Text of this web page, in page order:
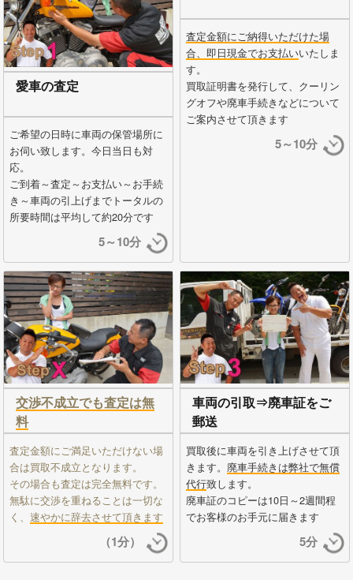
愛車の査定
ご希望の日時に車両の保管場所に
お伺い致します。今日当日も対
応。
ご到着～査定～お支払い～お手続
き～車両の引上げまでトータルの
所要時間は平均して約20分です
5～10分
査定金額にご納得いただけた場
合、即日現金でお支払いいたしま
す。
買取証明書を発行して、クーリン
グオフや廃車手続きなどについて
ご案内させて頂きます
5～10分
交渉不成立でも査定は無
料
査定金額にご満足いただけない場
合は買取不成立となります。
その場合も査定は完全無料です。
無駄に交渉を重ねることは一切な
く、 速やかに辞去させて頂きます
（1分）
車両の引取⇒廃車証をご
郵送
買取後に車両を引き上げさせて頂
きます。 廃車手続きは弊社で無償
代行致します。
廃車証のコピーは10日～2週間程
でお客様のお手元に届きます
5分